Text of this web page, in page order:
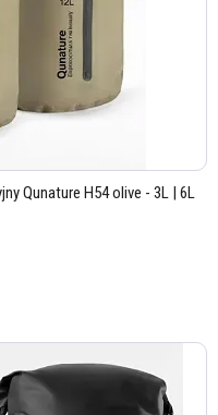
Qunature H54 olive - 3L | 6L